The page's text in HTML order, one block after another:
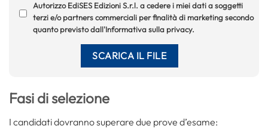
Autorizzo EdiSES Edizioni S.r.l. a cedere i miei dati a soggetti
terzi e/o partners commerciali per finalità di marketing secondo
quanto previsto dall'Informativa sulla privacy.
Fasi di selezione
I candidati dovranno superare due prove d’esame: